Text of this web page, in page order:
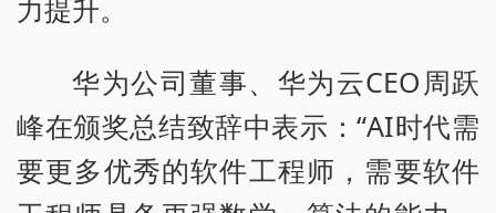
力提升。
华为公司董事、华为云CEO周跃
峰在颁奖总结致辞中表示：“AI时代需
要更多优秀的软件工程师，需要软件